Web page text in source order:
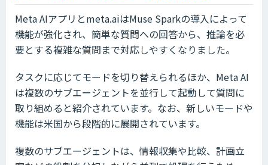
Meta AIアプリとmeta.aiはMuse Sparkの導入によって
機能が強化され、簡単な質問への回答から、推論を必
要とする複雑な質問まで対応しやすくなりました。
タスクに応じてモードを切り替えられるほか、Meta AI
は複数のサブエージェントを並行して起動して質問に
取り組めると紹介されています。なお、新しいモードや
機能は米国から段階的に展開されています。
複数のサブエージェントは、情報収集や比較、計画立